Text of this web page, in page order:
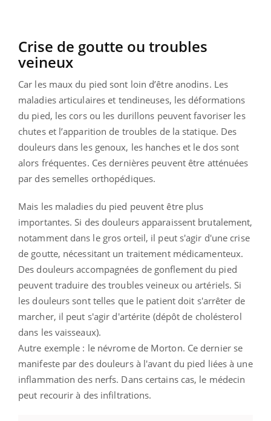
Crise de goutte ou troubles
veineux
Car les maux du pied sont loin d’être anodins. Les
maladies articulaires et tendineuses, les déformations
du pied, les cors ou les durillons peuvent favoriser les
chutes et l’apparition de troubles de la statique. Des
douleurs dans les genoux, les hanches et le dos sont
alors fréquentes. Ces dernières peuvent être atténuées
par des semelles orthopédiques.
Mais les maladies du pied peuvent être plus
importantes. Si des douleurs apparaissent brutalement,
notamment dans le gros orteil, il peut s'agir d'une crise
de goutte, nécessitant un traitement médicamenteux.
Des douleurs accompagnées de gonflement du pied
peuvent traduire des troubles veineux ou artériels. Si
les douleurs sont telles que le patient doit s'arrêter de
marcher, il peut s'agir d'artérite (dépôt de cholésterol
dans les vaisseaux).
Autre exemple : le névrome de Morton. Ce dernier se
manifeste par des douleurs à l'avant du pied liées à une
inflammation des nerfs. Dans certains cas, le médecin
peut recourir à des infiltrations.